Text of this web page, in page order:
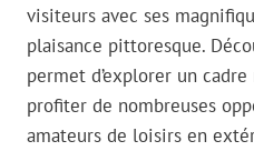
visiteurs avec ses
plaisance pittoresque.
permet d’explorer un
profiter de nombreuses
amateurs de loisirs en